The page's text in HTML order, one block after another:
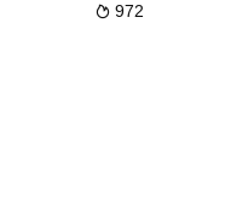
游戏规则，欺负游戏里的NPC
千年的纷争。因两道的决战
 972